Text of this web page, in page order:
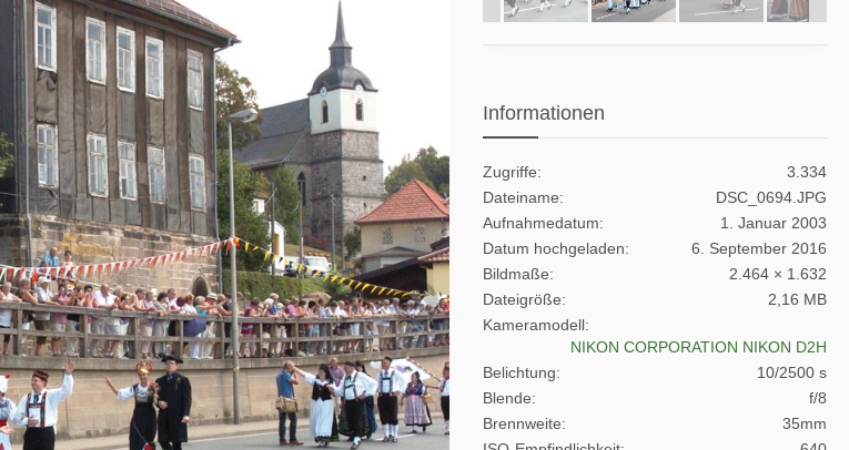
Informationen
Zugriffe
3.334
Dateiname
DSC_0694.JPG
Aufnahmedatum
1. Januar 2003
Datum hochgeladen
6. September 2016
Bildmaße
2.464 × 1.632
Dateigröße
2,16 MB
Kameramodell
NIKON CORPORATION NIKON D2H
Belichtung
10/2500 s
Blende
f/8
Brennweite
35mm